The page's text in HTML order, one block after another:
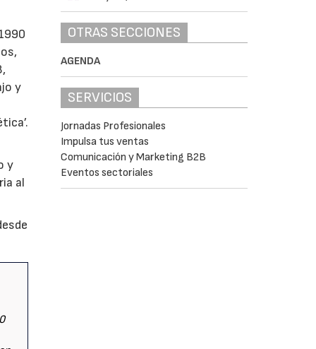
y
y
al
OTRAS SECCIONES
AGENDA
SERVICIOS
Jornadas Profesionales
Impulsa tus ventas
Comunicación y Marketing B2B
Eventos sectoriales